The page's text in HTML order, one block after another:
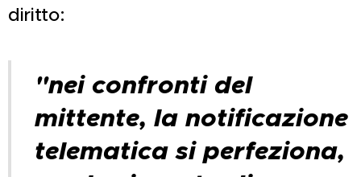
diritto:
"nei confronti del
mittente, la notificazione
telematica si perfeziona,